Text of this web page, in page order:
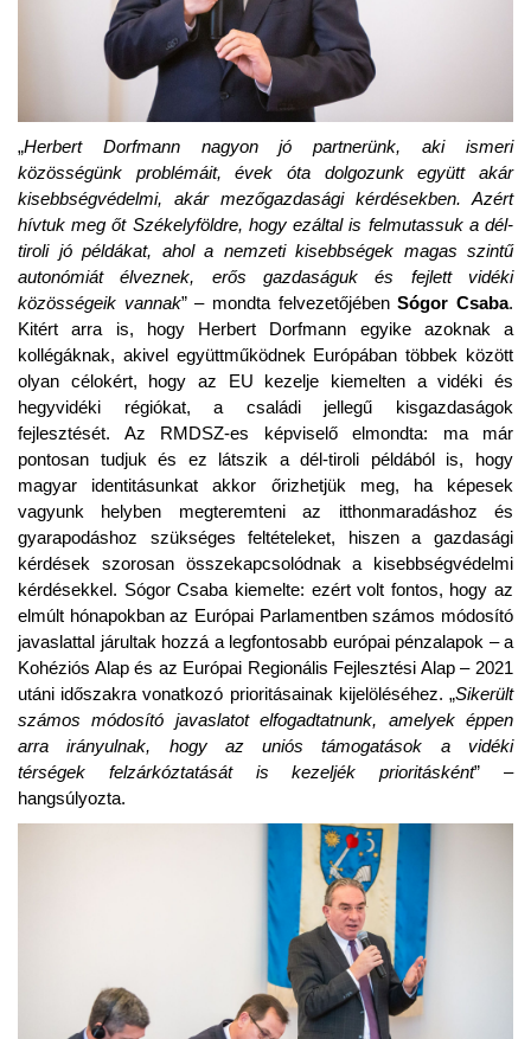
„Herbert Dorfmann nagyon jó partnerünk, aki ismeri
közösségünk problémáit, évek óta dolgozunk együtt akár
kisebbségvédelmi, akár mezőgazdasági kérdésekben. Azért
hívtuk meg őt Székelyföldre, hogy ezáltal is felmutassuk a dél-
tiroli jó példákat, ahol a nemzeti kisebbségek magas szintű
autonómiát élveznek, erős gazdaságuk és fejlett vidéki
közösségeik vannak” – mondta felvezetőjébenSógor Csaba.
Kitért arra is, hogy Herbert Dorfmann egyike azoknak a
kollégáknak, akivel együttműködnek Európában többek között
olyan célokért, hogy az EU kezelje kiemelten a vidéki és
hegyvidéki régiókat, a családi jellegű kisgazdaságok
fejlesztését. Az RMDSZ-es képviselő elmondta: ma már
pontosan tudjuk és ez látszik a dél-tiroli példából is, hogy
magyar identitásunkat akkor őrizhetjük meg, ha képesek
vagyunk helyben megteremteni az itthonmaradáshoz és
gyarapodáshoz szükséges feltételeket, hiszen a gazdasági
kérdések szorosan összekapcsolódnak a kisebbségvédelmi
kérdésekkel. Sógor Csaba kiemelte: ezért volt fontos, hogy az
elmúlt hónapokban az Európai Parlamentben számos módosító
javaslattal járultak hozzá a legfontosabb európai pénzalapok – a
Kohéziós Alap és az Európai Regionális Fejlesztési Alap – 2021
utáni időszakra vonatkozó prioritásainak kijelöléséhez. „Sikerült
számos módosító javaslatot elfogadtatnunk, amelyek éppen
arra irányulnak, hogy az uniós támogatások a vidéki
térségek felzárkóztatását is kezeljék prioritásként” –
hangsúlyozta.